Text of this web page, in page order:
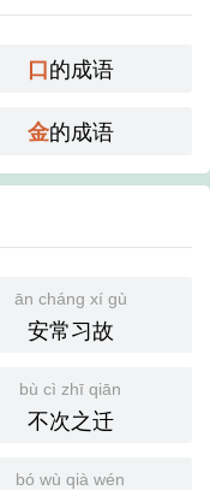
口的成语
金的成语
ān cháng xí gù
安常习故
bù cì zhī qiān
不次之迁
bó wù qià wén